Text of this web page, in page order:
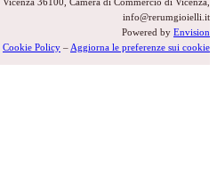
info@rerumgioielli.it
Powered by Envision
Cookie Policy – Aggiorna le preferenze sui cookie